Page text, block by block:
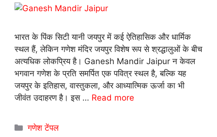
भारत के पिंक सिटी यानी जयपुर में कई ऐतिहासिक और धार्मिक
स्थल हैं, लेकिन गणेश मंदिर जयपुर विशेष रूप से श्रद्धालुओं के बीच
अत्यधिक लोकप्रिय है। Ganesh Mandir Jaipur न केवल
भगवान गणेश के प्रति समर्पित एक पवित्र स्थल है, बल्कि यह
जयपुर के इतिहास, वास्तुकला, और आध्यात्मिक ऊर्जा का भी
जीवंत उदाहरण है। इस … Read more
Categories
गणेश टेंपल